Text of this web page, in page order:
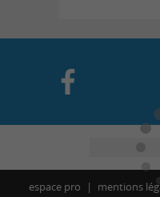
espace pro mentions